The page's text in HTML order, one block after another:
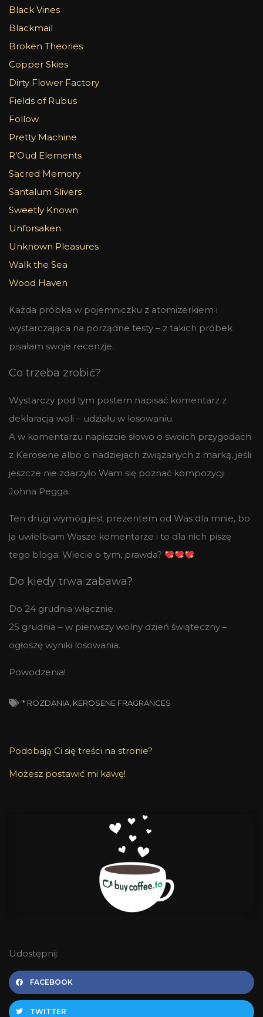
Black Vines
Blackmail
Broken Theories
Copper Skies
Dirty Flower Factory
Fields of Rubus
Follow
Pretty Machine
R’Oud Elements
Sacred Memory
Santalum Slivers
Sweetly Known
Unforsaken
Unknown Pleasures
Walk the Sea
Wood Haven
Każda próbka w pojemniczku z atomizerkiem i
wystarczająca na porządne testy – z takich próbek
pisałam swoje recenzje.
Co trzeba zrobić?
Wystarczy pod tym postem napisać komentarz z
deklaracją woli – udziału w losowaniu.
A w komentarzu napiszcie słowo o swoich przygodach
z Kerosene albo o nadziejach związanych z marką, jeśli
jeszcze nie zdarzyło Wam się poznać kompozycji
Johna Pegga.
Ten drugi wymóg jest prezentem od Was dla mnie, bo
ja uwielbiam Wasze komentarze i to dla nich piszę
tego bloga. Wiecie o tym, prawda?
Do kiedy trwa zabawa?
Do 24 grudnia włącznie.
25 grudnia – w pierwszy wolny dzień świąteczny –
ogłoszę wyniki losowania.
Powodzenia!
* ROZDANIA KEROSENE FRAGRANCES
Podobają Ci się treści na stronie?
Możesz postawić mi kawę!
Udostępnij:
FACEBOOK
TWITTER